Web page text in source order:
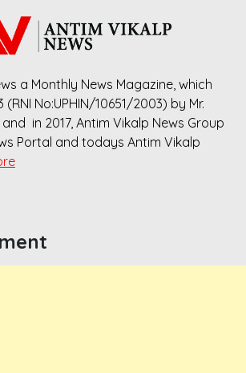
a Monthly News Magazine, which
No:UPHIN/10651/2003) by Mr.
in 2017, Antim Vikalp News Group
Portal and todays Antim Vikalp